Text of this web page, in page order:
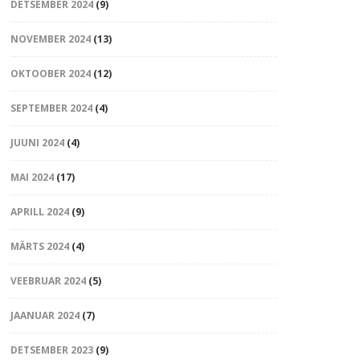
DETSEMBER 2024(9)
NOVEMBER 2024(13)
OKTOOBER 2024(12)
SEPTEMBER 2024(4)
JUUNI 2024(4)
MAI 2024(17)
APRILL 2024(9)
MÄRTS 2024(4)
VEEBRUAR 2024(5)
JAANUAR 2024(7)
DETSEMBER 2023(9)